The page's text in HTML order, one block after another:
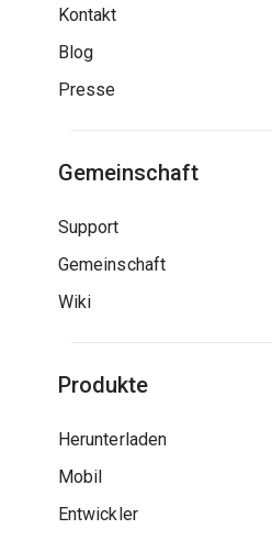
Kontakt
Blog
Presse
Gemeinschaft
Support
Gemeinschaft
Wiki
Produkte
Herunterladen
Mobil
Entwickler